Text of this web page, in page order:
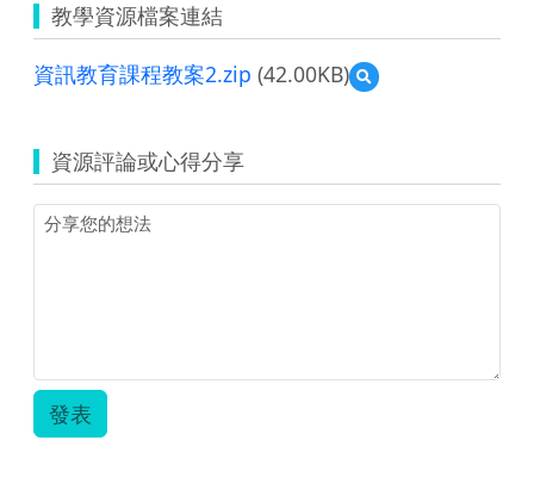
教學資源檔案連結
資訊教育課程教案2.zip (42.00KB)
預
覽
育
課
資源評論或心得分享
發表